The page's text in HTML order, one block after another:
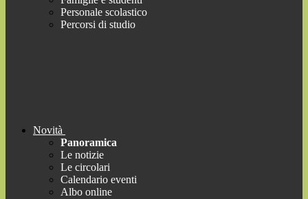
Personale scolastico
Percorsi di studio
Novità
Panoramica
Le notizie
Le circolari
Calendario eventi
Albo online